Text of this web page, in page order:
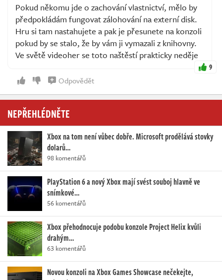
Pokud někomu jde o zachování vlastnictví, mělo by
předpokládám fungovat zálohování na externí disk.
Hru si tam nastahujete a pak je přesunete na konzoli
pokud by se stalo, že by vám ji vymazali z knihovny.
Ve světě videoher se toto naštěstí prakticky neděje
9
Odpovědět
NEPŘEHLÉDNĚTE
Xbox na tom není vůbec dobře. Microsoft prodělává stovky
dolarů…
98 komentářů
PlayStation 6 a nový Xbox mají svést souboj hlavně ve
snímkové…
56 komentářů
Xbox přehodnocuje podobu konzole Project Helix kvůli
drahým…
63 komentářů
Novou konzoli na Xbox Games Showcase nečekejte,